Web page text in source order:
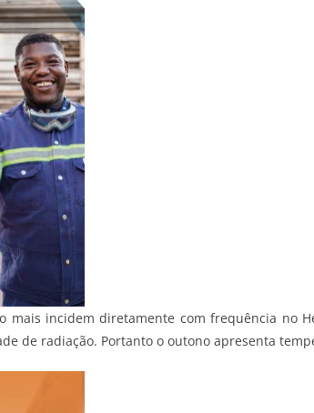
mais incidem diretamente com frequência no
de radiação. Portanto o outono apresenta